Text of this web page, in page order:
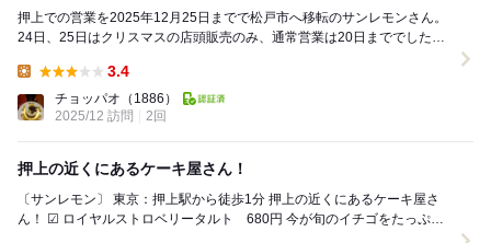
押上での営業を2025年12月25日までで松戸市へ移転のサンレモンさん。
24日、25日はクリスマスの店頭販売のみ、通常営業は20日まででしたの
3.4
チョッパオ （1886）
2025/12 訪問
2回
押上の近くにあるケーキ屋さん！
〔サンレモン〕 東京：押上駅から徒歩1分 押上の近くにあるケーキ屋さ
ん！ ☑︎ ロイヤルストロベリータルト 680円 今が旬のイチゴをたっぷり